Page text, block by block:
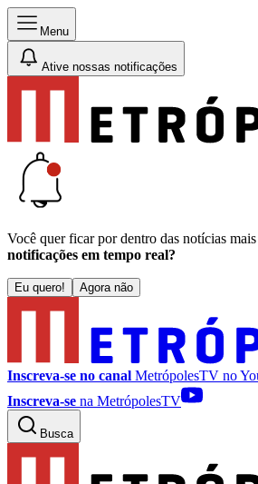
Menu
Ative nossas notificações
Você quer ficar por dentro das notícias
notificações em tempo real?
Eu quero! Agora não
Inscreva-se no canal MetrópolesTV no
Inscreva-se na MetrópolesTV
Busca